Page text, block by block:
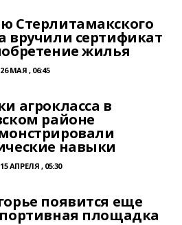
Стерлитамакского
вручили сертификат
жилья
26 МАЯ , 06:45
агрокласса в
районе
навыки
15 АПРЕЛЯ , 05:30
появится еще
площадка